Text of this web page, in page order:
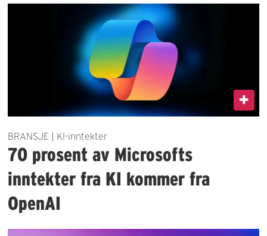
BRANSJE | KI-inntekter
70 prosent av Microsofts
inntekter fra KI kommer fra
OpenAI